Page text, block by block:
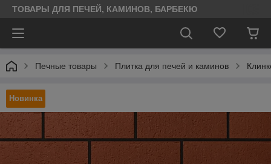
ТОВАРЫ ДЛЯ ПЕЧЕЙ, КАМИНОВ, БАРБЕКЮ
Печные товары Плитка для печей и каминов
Новинка